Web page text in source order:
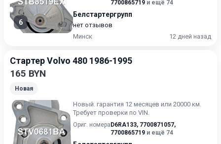
6
7700865719 и ещё 74
Белстартергрупп
нет отзывов
Минск
12 дней назад
Стартер Volvo 480 1986-1995
165 BYN
Новая
Нoвый. гарантия 12 месяцев или 20000 км.
Требует проверки по VIN.
Ориг. номера D6RA133, 7700871057,
7700865719 и ещё 74